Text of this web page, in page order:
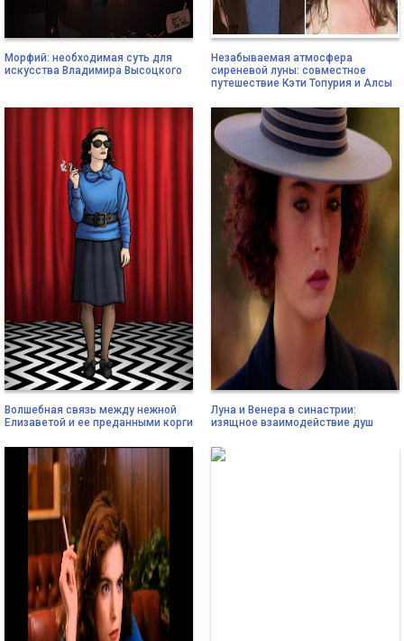
Морфий: необходимая суть для
искусства Владимира Высоцкого
Незабываемая атмосфера
сиреневой луны: совместное
путешествие Кэти Топурия и Алсы
Волшебная связь между нежной
Елизаветой и ее преданными корги
Луна и Венера в синастрии:
изящное взаимодействие душ